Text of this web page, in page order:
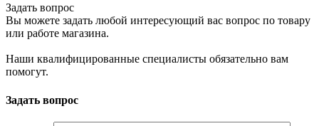
Задать вопрос
Вы можете задать любой интересующий вас вопрос по товару
или работе магазина.
Наши квалифицированные специалисты обязательно вам
помогут.
Задать вопрос